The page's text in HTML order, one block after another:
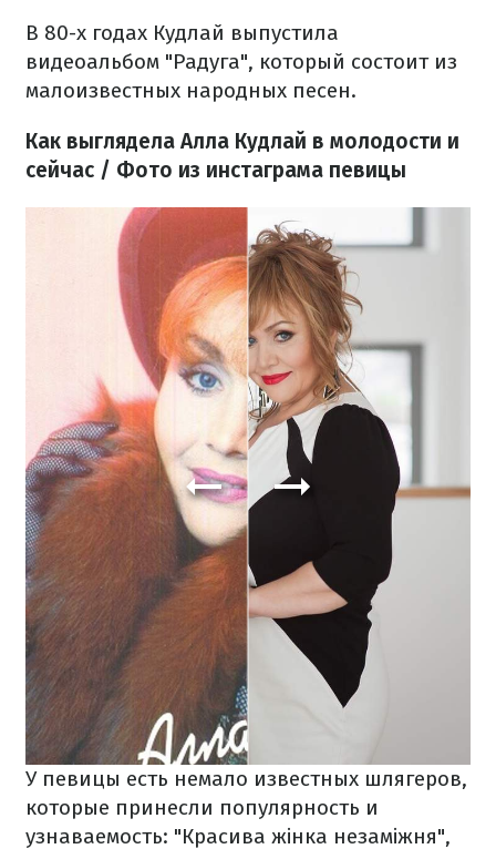
В 80-х годах Кудлай выпустила
видеоальбом "Радуга", который состоит из
малоизвестных народных песен.
Как выглядела Алла Кудлай в молодости и
сейчас / Фото из инстаграма певицы
У певицы есть немало известных шлягеров,
которые принесли популярность и
узнаваемость: "Красива жінка незаміжня",